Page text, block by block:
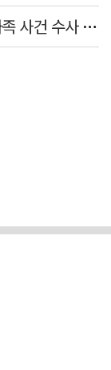
경찰, 9월 초부터 상피제 전격 실시…가족 사건 수사 못해